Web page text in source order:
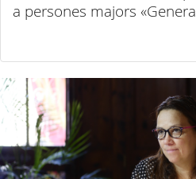
a persones majors